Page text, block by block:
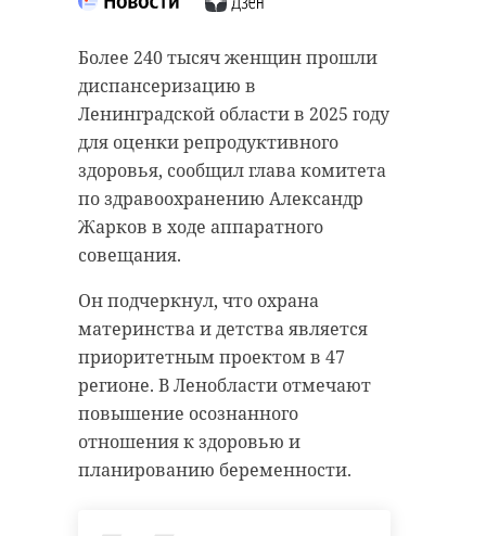
Более 240 тысяч женщин прошли
диспансеризацию в
Ленинградской области в 2025 году
для оценки репродуктивного
здоровья, сообщил глава комитета
по здравоохранению Александр
Жарков в ходе аппаратного
совещания.
Он подчеркнул, что охрана
материнства и детства является
приоритетным проектом в 47
регионе. В Ленобласти отмечают
повышение осознанного
отношения к здоровью и
планированию беременности.